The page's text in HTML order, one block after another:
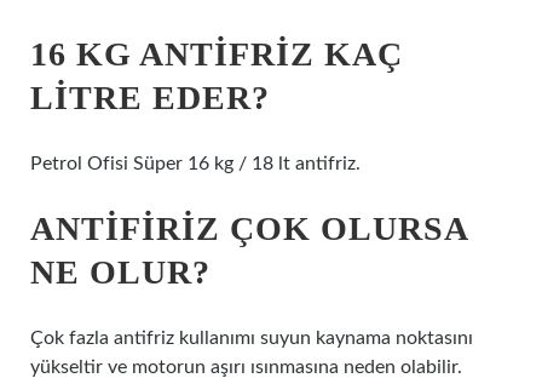
16 KG ANTIFRIZ KAÇ
LITRE EDER?
Petrol Ofisi Süper 16 kg / 18 lt antifriz.
ANTIFIRIZ ÇOK OLURSA
NE OLUR?
Çok fazla antifriz kullanımı suyun kaynama noktasını
yükseltir ve motorun aşırı ısınmasına neden olabilir.